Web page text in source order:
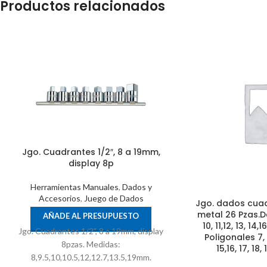
Productos relacionados
Jgo. Cuadrantes 1/2″, 8 a 19mm,
display 8p
Herramientas Manuales, Dados y
Accesorios, Juego de Dados
AÑADE AL PRESUPUESTO
Jgo. Cuadrantes 1/2", 8 a 19mm, display
8pzas. Medidas:
8,9.5,10,10.5,12,12.7,13.5,19mm.
Jgo. dados
metal 26
10, 11,12, 13,
Poligonales 7,
15,16, 17,